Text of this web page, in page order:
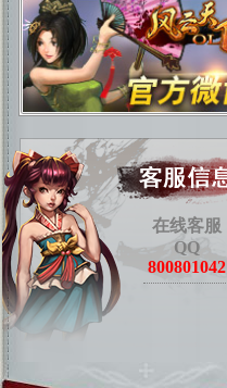
在线客服
QQ
800801042